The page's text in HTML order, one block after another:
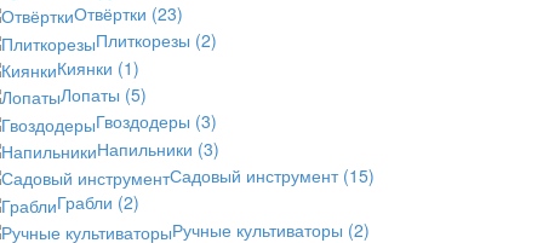
Отвёртки (23)
Плиткорезы (2)
Киянки (1)
Лопаты (5)
Гвоздодеры (3)
Напильники (3)
Садовый инструмент (15)
Грабли (2)
Ручные культиваторы (2)